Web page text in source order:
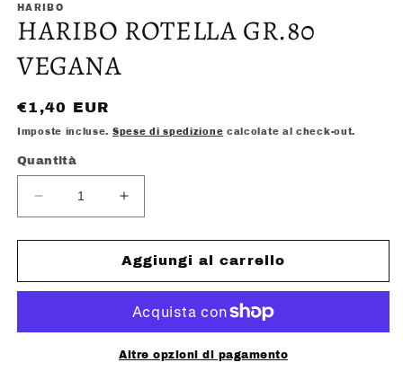
multimediali
1
in
modale
HARIBO
HARIBO ROTELLA GR.80
VEGANA
Prezzo
di
€1,40 EUR
Imposte incluse. Spese di spedizione calcolate al check-out.
Quantità
Diminuisci
quantità
per
ROTELLA
Aumenta
quantità
per
HARIBO
ROTELLA
VEGANA
Aggiungi al carrello
Altre opzioni di pagamento